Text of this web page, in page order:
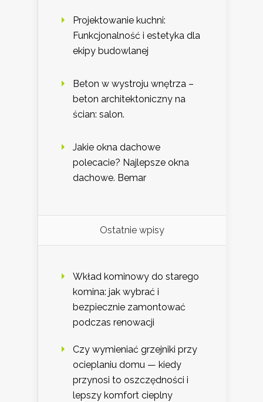
Projektowanie kuchni:
Funkcjonalność i estetyka dla
ekipy budowlanej
Beton w wystroju wnętrza –
beton architektoniczny na
ścian: salon.
Jakie okna dachowe
polecacie? Najlepsze okna
dachowe. Bemar
Ostatnie wpisy
Wkład kominowy do starego
komina: jak wybrać i
bezpiecznie zamontować
podczas renowacji
Czy wymieniać grzejniki przy
ocieplaniu domu — kiedy
przynosi to oszczędności i
lepszy komfort cieplny